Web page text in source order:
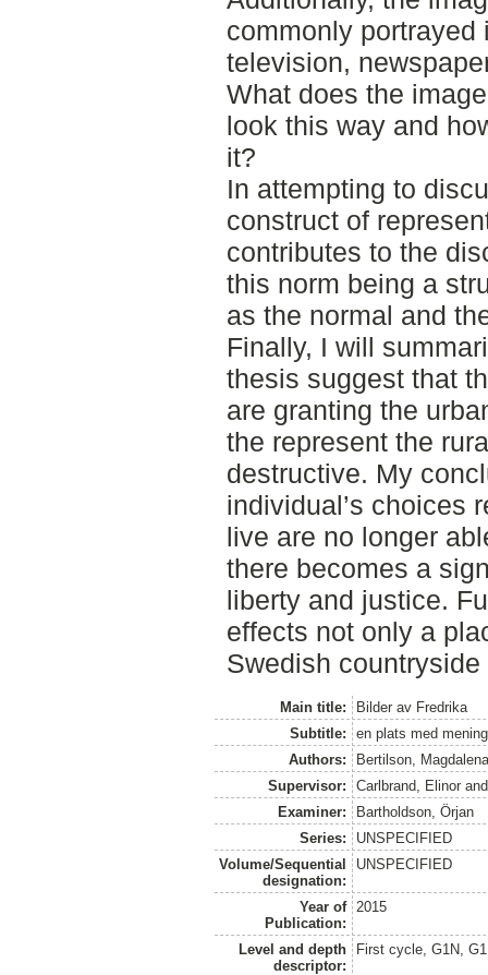
commonly
television,
What does the
look this way and
it?
In attempting to
construct of
contributes to the
this norm being a
as the normal and
Finally, I will
thesis suggest that
are granting the
the represent the
destructive. My
individual’s choices
live are no longer
there becomes a
liberty and justice.
effects not only a
Swedish countryside
Main title:
Bilder av Fredrika
Subtitle:
en plats med mening
Authors:
Bertilson,
Supervisor:
Carlbrand, Elinor
Examiner:
Bartholdson, Örjan
Series:
UNSPECIFIED
Volume/Sequential
designation:
UNSPECIFIED
Year of
Publication:
2015
Level and depth
descriptor:
First cycle, G1N,